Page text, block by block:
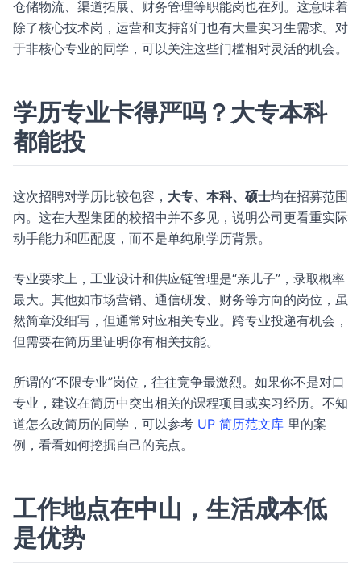
仓储物流、渠道拓展、财务管理等职能岗也在列。这意味着
除了核心技术岗，运营和支持部门也有大量实习生需求。对
于非核心专业的同学，可以关注这些门槛相对灵活的机会。
学历专业卡得严吗？大专本科
都能投
这次招聘对学历比较包容， 大专、本科、硕士均在招募范围
内。这在大型集团的校招中并不多见，说明公司更看重实际
动手能力和匹配度，而不是单纯刷学历背景。
专业要求上，工业设计和供应链管理是“亲儿子”，录取概率
最大。其他如市场营销、通信研发、财务等方向的岗位，虽
然简章没细写，但通常对应相关专业。跨专业投递有机会，
但需要在简历里证明你有相关技能。
所谓的“不限专业”岗位，往往竞争最激烈。如果你不是对口
专业，建议在简历中突出相关的课程项目或实习经历。不知
道怎么改简历的同学，可以参考 UP 简历范文库 里的案
例，看看如何挖掘自己的亮点。
工作地点在中山，生活成本低
是优势